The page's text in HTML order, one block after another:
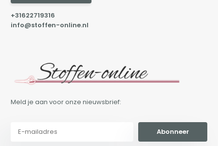
+31622719316
info@stoffen-online.nl
Meld je aan voor onze nieuwsbrief:
Abonneer